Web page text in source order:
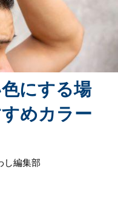
にする場
めカラー
し編集部